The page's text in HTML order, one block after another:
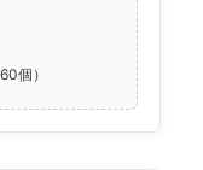
個）